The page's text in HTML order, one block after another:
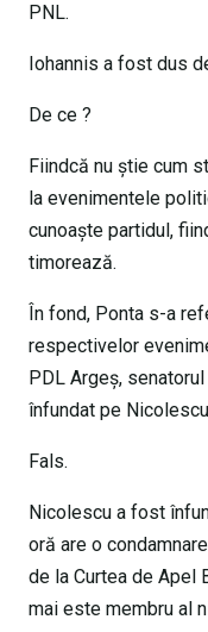
PNL.
Iohannis a fost dus
De ce ?
Fiindcă nu știe cum
la evenimentele
cunoaște partidul,
timorează.
În fond, Ponta s-a
respectivelor
PDL Argeș,
înfundat pe
Fals.
Nicolescu a fost
oră are o
de la Curtea de Apel
mai este membru al